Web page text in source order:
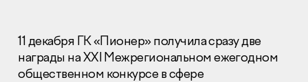
11 декабря ГК «Пионер» получила сразу две
награды наXXI Межрегиональном ежегодном
общественном конкурсе в сфере